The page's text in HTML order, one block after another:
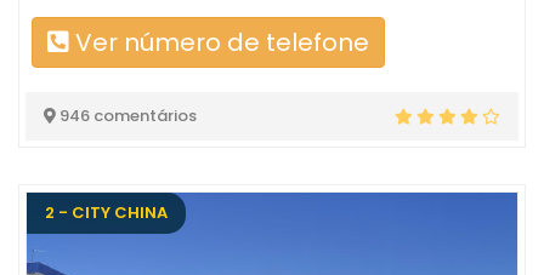
Ver número de telefone
946 comentários
2 - CITY CHINA